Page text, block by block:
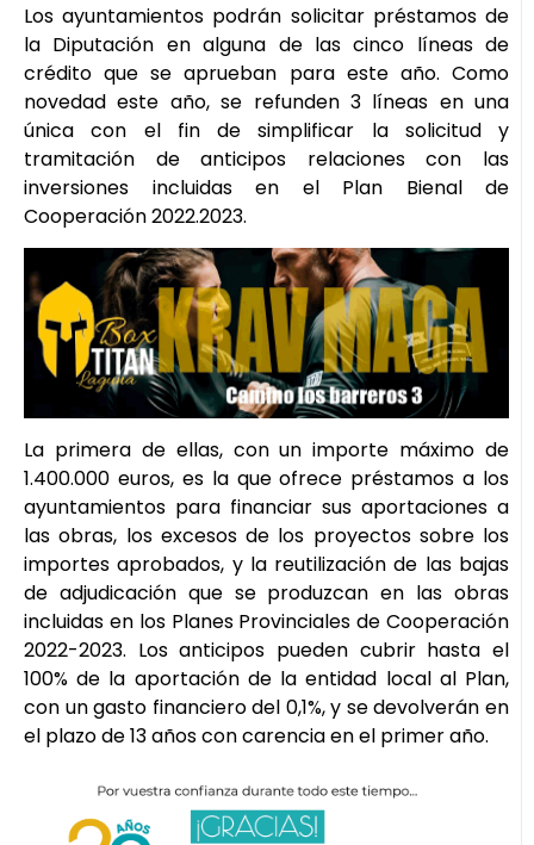
Los ayuntamientos podrán solicitar préstamos de
la Diputación en alguna de las cinco líneas de
crédito que se aprueban para este año. Como
novedad este año, se refunden 3 líneas en una
única con el fin de simplificar la solicitud y
tramitación de anticipos relaciones con las
inversiones incluidas en el Plan Bienal de
Cooperación 2022.2023.
La primera de ellas, con un importe máximo de
1.400.000 euros, es la que ofrece préstamos a los
ayuntamientos para financiar sus aportaciones a
las obras, los excesos de los proyectos sobre los
importes aprobados, y la reutilización de las bajas
de adjudicación que se produzcan en las obras
incluidas en los Planes Provinciales de Cooperación
2022-2023. Los anticipos pueden cubrir hasta el
100% de la aportación de la entidad local al Plan,
con un gasto financiero del 0,1%, y se devolverán en
el plazo de 13 años con carencia en el primer año.